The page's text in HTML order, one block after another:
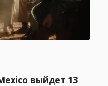
выйдет 13